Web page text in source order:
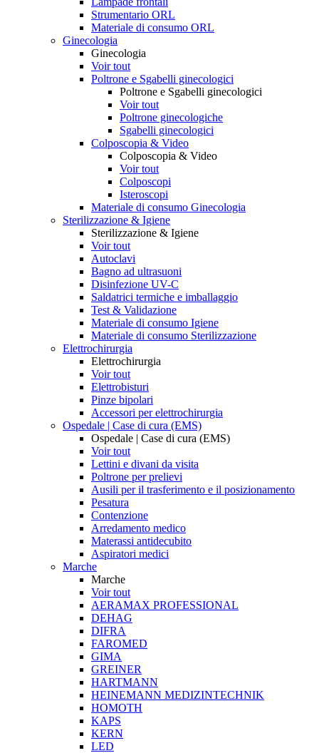
Strumentario ORL
Materiale di consumo ORL
Ginecologia
Ginecologia
Voir tout
Poltrone e Sgabelli ginecologici
Poltrone e Sgabelli ginecologici
Voir tout
Poltrone ginecologiche
Sgabelli ginecologici
Colposcopia & Video
Colposcopia & Video
Voir tout
Colposcopi
Isteroscopi
Materiale di consumo Ginecologia
Sterilizzazione & Igiene
Sterilizzazione & Igiene
Voir tout
Autoclavi
Bagno ad ultrasuoni
Disinfezione UV-C
Saldatrici termiche e imballaggio
Test & Validazione
Materiale di consumo Igiene
Materiale di consumo Sterilizzazione
Elettrochirurgia
Elettrochirurgia
Voir tout
Elettrobisturi
Pinze bipolari
Accessori per elettrochirurgia
Ospedale | Case di cura (EMS)
Ospedale | Case di cura (EMS)
Voir tout
Lettini e divani da visita
Poltrone per prelievi
Ausili per il trasferimento e il posizionamento
Pesatura
Contenzione
Arredamento medico
Materassi antidecubito
Aspiratori medici
Marche
Marche
Voir tout
AERAMAX PROFESSIONAL
DEHAG
DIFRA
FAROMED
GIMA
GREINER
HARTMANN
HEINEMANN MEDIZINTECHNIK
HOMOTH
KAPS
KERN
LED